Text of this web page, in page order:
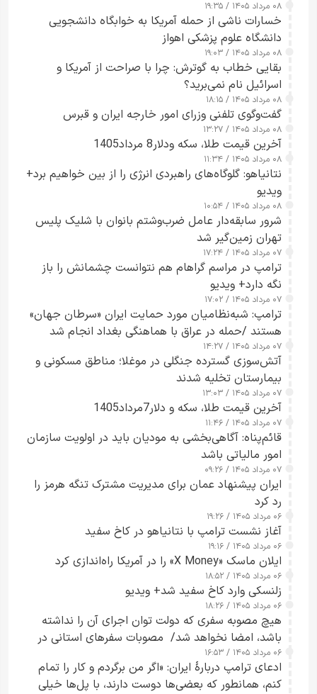
۰۸ مرداد ۱۴۰۵ / ۱۹:۳۵
خسارات ناشی از حمله آمریکا به خوابگاه دانشجویی
دانشگاه علوم پزشکی اهواز
۰۸ مرداد ۱۴۰۵ / ۱۹:۰۳
بقایی خطاب به گوترش: چرا با صراحت از آمریکا و
اسرائیل نام نمی‌برید؟
۰۸ مرداد ۱۴۰۵ / ۱۸:۱۵
گفت‌وگوی تلفنی وزرای امور خارجه ایران و قبرس
۰۸ مرداد ۱۴۰۵ / ۱۳:۲۷
آخرین قیمت طلا، سکه ودلار8 مرداد1405
۰۸ مرداد ۱۴۰۵ / ۱۱:۳۴
نتانیاهو: گلوگاه‌های راهبردی انرژی را از بین خواهیم برد+
ویدیو
۰۸ مرداد ۱۴۰۵ / ۱۰:۵۴
شرور سابقه‌دار عامل ضرب‌وشتم بانوان با شلیک پلیس
تهران زمین‌گیر شد
۰۷ مرداد ۱۴۰۵ / ۱۷:۲۴
ترامپ در مراسم گراهام هم نتوانست چشمانش را باز
نگه دارد+ ویدیو
۰۷ مرداد ۱۴۰۵ / ۱۷:۰۲
ترامپ: شبه‌نظامیان مورد حمایت ایران «سرطان جهان»
هستند /حمله در عراق با هماهنگی بغداد انجام شد
۰۷ مرداد ۱۴۰۵ / ۱۴:۲۷
آتش‌سوزی گسترده جنگلی در موغلا؛ مناطق مسکونی و
بیمارستان تخلیه شدند
۰۷ مرداد ۱۴۰۵ / ۱۳:۰۳
آخرین قیمت طلا، سکه و دلار7مرداد1405
۰۷ مرداد ۱۴۰۵ / ۱۱:۴۶
قائم‌پناه: آگاهی‌بخشی به مودیان باید در اولویت سازمان
امور مالیاتی باشد
۰۷ مرداد ۱۴۰۵ / ۰۹:۲۶
ایران پیشنهاد عمان برای مدیریت مشترک تنگه هرمز را
رد کرد
۰۶ مرداد ۱۴۰۵ / ۱۹:۲۶
آغاز نشست ترامپ با نتانیاهو در کاخ سفید
۰۶ مرداد ۱۴۰۵ / ۱۹:۱۶
ایلان ماسک «X Money» را در آمریکا راه‌اندازی کرد
۰۶ مرداد ۱۴۰۵ / ۱۸:۵۲
زلنسکی وارد کاخ سفید شد+ ویدیو
۰۶ مرداد ۱۴۰۵ / ۱۸:۲۶
هیچ مصوبه سفری که دولت توان اجرای آن را نداشته
باشد، امضا نخواهد شد/ مصوبات سفرهای استانی در
چارچوب قانون بودجه است+ عکس
۰۶ مرداد ۱۴۰۵ / ۱۶:۵۳
ادعای ترامپ دربارهٔ ایران: «اگر من برگردم و کار را تمام
کنم، همانطور که بعضی‌ها دوست دارند، با پل‌ها خیلی